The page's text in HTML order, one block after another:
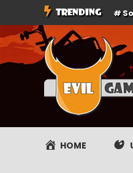
naar
de
TRENDING
Het meest
HOME